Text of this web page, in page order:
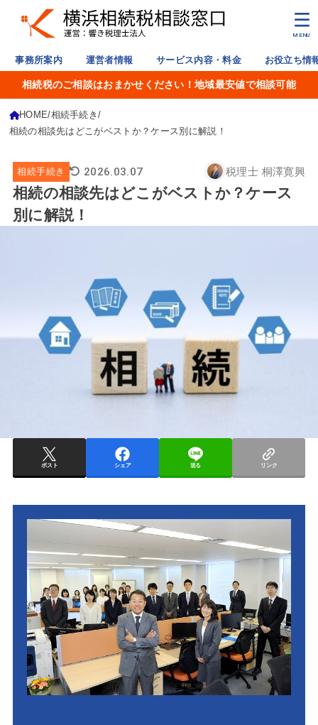
事務所案内 運営者情報 サービス内容・料金 お役立ち情
MENU
相続税のご相談はおまかせください！地域最安値で相談可能
HOME 相続手続き
相続の相談先はどこがベストか？ケース別に解説！
相続手続き 2026.03.07 税理士 桐澤寛興
相続の相談先はどこがベストか？ケース
別に解説！
ポスト シェア 送る リンク